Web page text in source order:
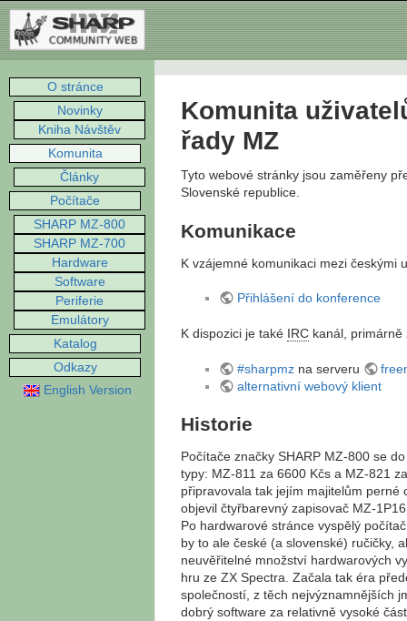
O stránce
Novinky
Kniha Návštěv
Komunita
Články
Počítače
SHARP MZ-800
SHARP MZ-700
Hardware
Software
Periferie
Emulátory
Katalog
Odkazy
English Version
Komunita
řady MZ
Tyto webové stránky jsou zaměřeny
Slovenské republice.
Komunikace
K vzájemné komunikaci mezi českými
Přihlášení do konference
K dispozici je také IRC kanál,
#sharpmzna serveru
alternativní webový klient
Historie
Počítače značky SHARP MZ-800 se
typy: MZ-811 za 6600 Kčs a MZ-821
připravovala tak jejím majitelům perné
objevil čtyřbarevný zapisovač MZ-
Po hardwarové stránce vyspělý
by to ale české (a slovenské) ručičky,
neuvěřitelné množství hardwarových
hru ze ZX Spectra. Začala tak éra
společností, z těch nejvýznamnějších
dobrý software za relativně vysoké